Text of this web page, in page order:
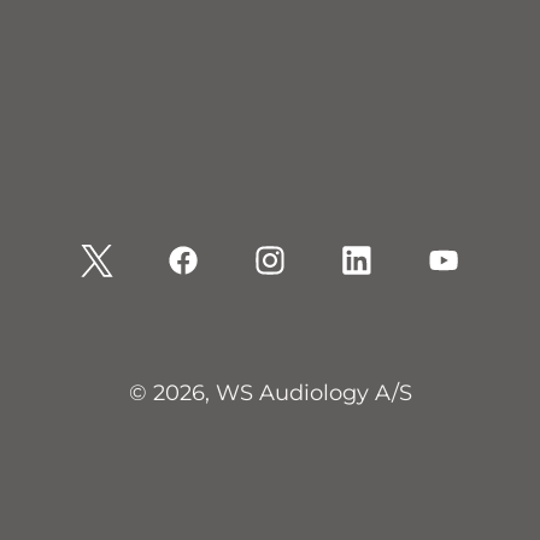
© 2026, WS Audiology A/S